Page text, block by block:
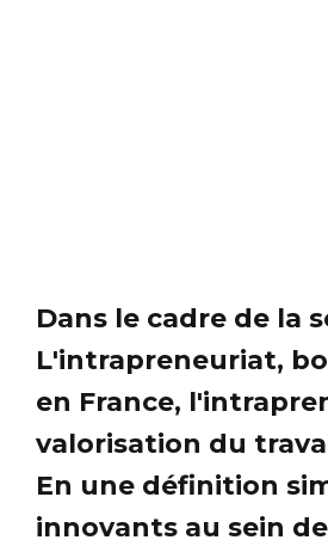
Dans le cadre de la
L'intrapreneuriat,
en France,
valorisation du
En une définition
innovants au sein